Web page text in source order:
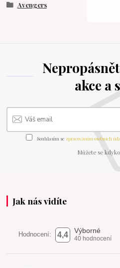
Avengers
akce a
Souhlasím se zpracováním osobních
Můžete se
Jak nás vidíte